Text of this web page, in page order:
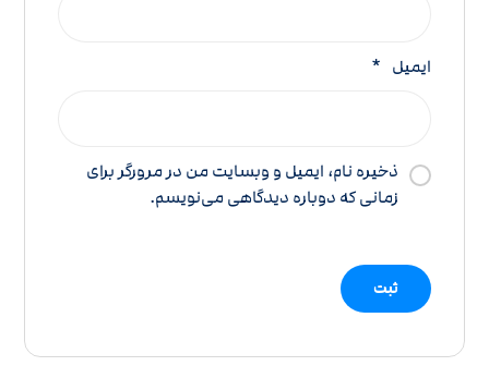
ایمیل *
ذخیره نام، ایمیل و وبسایت من در مرورگر برای
زمانی که دوباره دیدگاهی می‌نویسم.